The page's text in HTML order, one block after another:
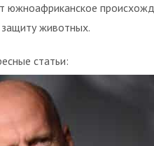
южноафриканское
животных.
статьи: